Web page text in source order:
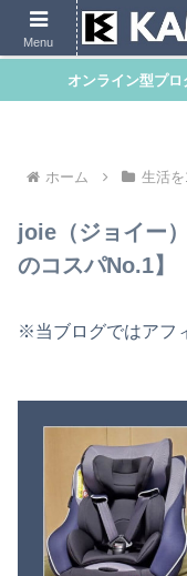
オンライン型プロ
ホーム 生活を
joie（ジョイー
のコスパNo.1】
※当ブログではアフ
Menu